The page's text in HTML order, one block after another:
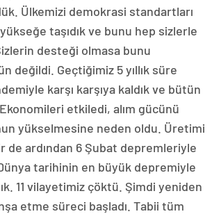
Ülkemizi demokrasi standartları
taşıdık ve bunu hep sizlerle
desteği olmasa bunu
değildi. Geçtiğimiz 5 yıllık süre
karşı karşıya kaldık ve bütün
etkiledi, alım gücünü
yükselmesine neden oldu. Üretimi
de ardından 6 Şubat depremleriyle
tarihinin en büyük depremiyle
11 vilayetimiz çöktü. Şimdi yeniden
etme süreci başladı. Tabii tüm